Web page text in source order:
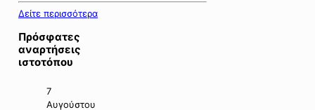
Δείτε περισσότερα
Πρόσφατες
αναρτήσεις
ιστοτόπου
7
Αυγούστου